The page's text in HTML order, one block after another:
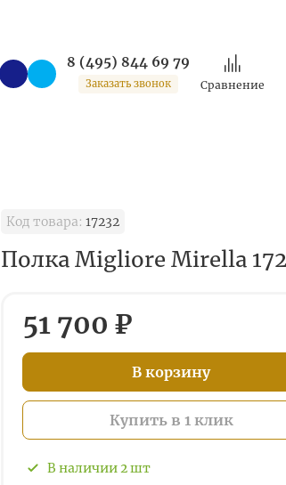
8 (495) 844 69 79
Заказать звонок Сравнение
Код товара: 17232
Полка Migliore Mirella
51 700 ₽
В корзину
Купить в 1 клик
В наличии2шт